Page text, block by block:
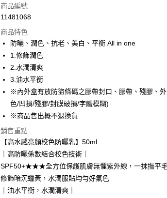
信用卡一次付款
LINE Pay
Apple Pay
悠遊付
Google Pay
網路銀行/電子錢包
支援用馬幣 (MYR) 付款，結帳時商品金額可能因匯率變動而有
大哥付你分期
相關說明
1.本服務由台灣大哥大提供，台灣大哥大用戶可立即使用無須另
2.付款方式選擇「大哥付你分期」，訂單成立後會自動跳轉到大
流程，驗證手機門號後，選擇欲分期的期數、繳款截止日，確認
完成交易。
AFTEE先享後付
相關說明
【關於「AFTEE先享後付」】
ATM付款
商品編號
11481068
商品特色
防曬、潤色、抗老、美白、平衡 All in one
1.修飾潤色
2.水潤清爽
3.油水平衡
※內外盒有放防盜條碼之膠帶封口、膠帶、殘膠、
色/凹損/殘膠/封膜破損/字體模糊)
※商品售出概不退換貨
銷售重點
【高水感亮顏校色防曬乳】50ml
｜高防曬係數結合校色技術｜
SPF50+★★★全方位保護肌膚無懼紫外線，一抹撫平毛
修飾暗沉蠟黃，水潤服貼均勻好氣色
｜油水平衡，水潤清爽｜